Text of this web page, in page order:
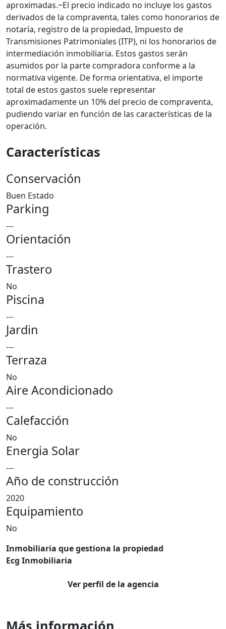
aproximadas.~El precio indicado no incluye los gastos
derivados de la compraventa, tales como honorarios de
notaría, registro de la propiedad, Impuesto de
Transmisiones Patrimoniales (ITP), ni los honorarios de
intermediación inmobiliaria. Estos gastos serán
asumidos por la parte compradora conforme a la
normativa vigente. De forma orientativa, el importe
total de estos gastos suele representar
aproximadamente un 10% del precio de compraventa,
pudiendo variar en función de las características de la
operación.
Características
Conservación
Buen Estado
Parking
---
Orientación
---
Trastero
No
Piscina
---
Jardin
---
Terraza
No
Aire Acondicionado
---
Calefacción
No
Energia Solar
---
Año de construcción
2020
Equipamiento
No
Inmobiliaria que gestiona la propiedad
Ecg Inmobiliaria
Ver perfil de la agencia
Más información